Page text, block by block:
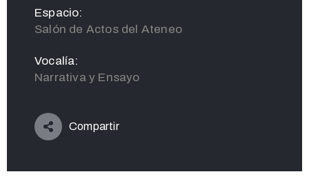
Espacio:
Salón de Actos del Ateneo
Vocalía:
Narrativa y Ensayo
Compartir